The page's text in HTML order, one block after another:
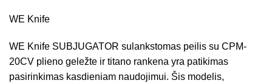
WE Knife
WE Knife SUBJUGATOR sulankstomas peilis su CPM-
20CV plieno geležte ir titano rankena yra patikimas
pasirinkimas kasdieniam naudojimui. Šis modelis,